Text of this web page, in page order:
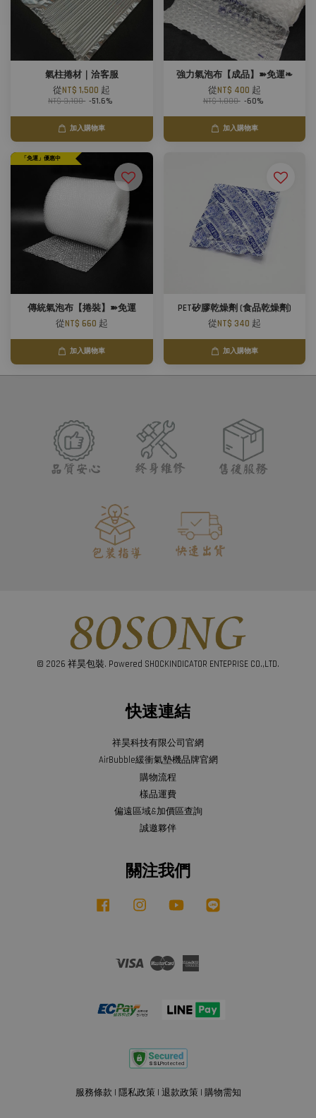
氣柱捲材｜洽客服
從NT$ 1,500 起
NT$ 3,100 -51.6%
加入購物車
強力氣泡布【成品】➽免運❧
從NT$ 400 起
NT$ 1,000 -60%
加入購物車
「免運」優惠中
傳統氣泡布【捲裝】➽免運
從NT$ 660 起
加入購物車
PET矽膠乾燥劑 (食品乾燥劑)
從NT$ 340 起
加入購物車
© 2026 祥昊包裝. Powered SHOCKINDICATOR ENTEPRISE CO.,LTD.
快速連結
祥昊科技有限公司官網
AirBubble緩衝氣墊機品牌官網
購物流程
樣品運費
偏遠區域&加價區查詢
誠邀夥伴
關注我們
Facebook Instagram YouTube
Visa Master
服務條款| 隱私政策| 退款政策| 購物需知